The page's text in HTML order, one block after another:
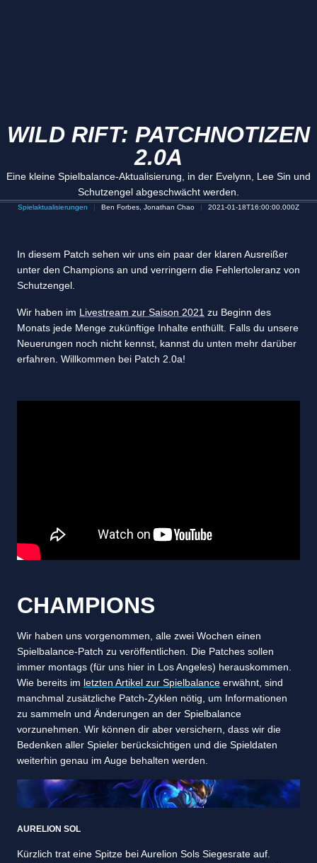
WILD RIFT: PATCHNOTIZEN
2.0A
Eine kleine Spielbalance-Aktualisierung, in der Evelynn, Lee Sin und
Schutzengel abgeschwächt werden.
Spielaktualisierungen Ben Forbes, Jonathan Chao 2021-01-18T16:00:00.000Z
In diesem Patch sehen wir uns ein paar der klaren Ausreißer
unter den Champions an und verringern die Fehlertoleranz von
Schutzengel.
Wir haben im Livestream zur Saison 2021 zu Beginn des
Monats jede Menge zukünftige Inhalte enthüllt. Falls du unsere
Neuerungen noch nicht kennst, kannst du unten mehr darüber
erfahren. Willkommen bei Patch 2.0a!
CHAMPIONS
Wir haben uns vorgenommen, alle zwei Wochen einen
Spielbalance-Patch zu veröffentlichen. Die Patches sollen
immer montags (für uns hier in Los Angeles) herauskommen.
Wie bereits im letzten Artikel zur Spielbalance erwähnt, sind
manchmal zusätzliche Patch-Zyklen nötig, um Informationen
zu sammeln und Änderungen an der Spielbalance
vorzunehmen. Wir können dir aber versichern, dass wir die
Bedenken aller Spieler berücksichtigen und die Spieldaten
weiterhin genau im Auge behalten werden.
AURELION SOL
Kürzlich trat eine Spitze bei Aurelion Sols Siegesrate auf.